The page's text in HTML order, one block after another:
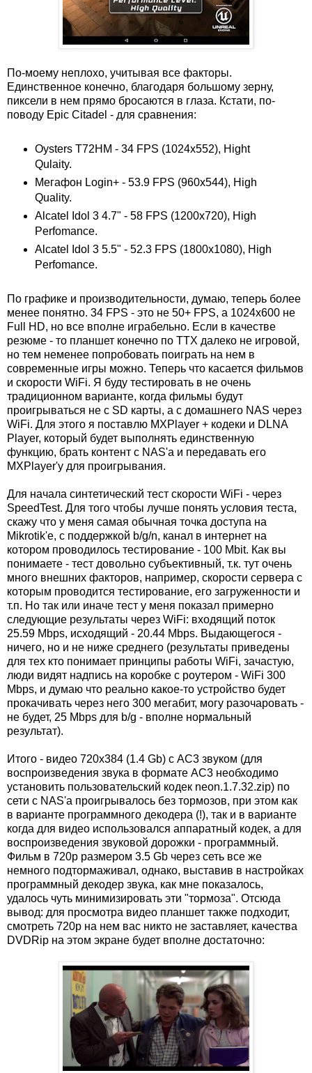
По-моему неплохо, учитывая все факторы.
Единственное конечно, благодаря большому зерну,
пиксели в нем прямо бросаются в глаза. Кстати, по-
поводу Epic Citadel - для сравнения:
Oysters T72HM - 34 FPS (1024x552), Hight
Qulaity.
Мегафон Login+ - 53.9 FPS (960x544), High
Quality.
Alcatel Idol 3 4.7" - 58 FPS (1200x720), High
Perfomance.
Alcatel Idol 3 5.5" - 52.3 FPS (1800x1080), High
Perfomance.
По графике и производительности, думаю, теперь более
менее понятно. 34 FPS - это не 50+ FPS, а 1024x600 не
Full HD, но все вполне играбельно. Если в качестве
резюме - то планшет конечно по ТТХ далеко не игровой,
но тем неменее попробовать поиграть на нем в
современные игры можно. Теперь что касается фильмов
и скорости WiFi. Я буду тестировать в не очень
традиционном варианте, когда фильмы будут
проигрываться не с SD карты, а с домашнего NAS через
WiFi. Для этого я поставлю MXPlayer + кодеки и DLNA
Player, который будет выполнять единственную
функцию, брать контент с NAS'а и передавать его
MXPlayer'у для проигрывания.
Для начала синтетический тест скорости WiFi - через
SpeedTest. Для того чтобы лучше понять условия теста,
скажу что у меня самая обычная точка доступа на
Mikrotik'е, с поддержкой b/g/n, канал в интернет на
котором проводилось тестирование - 100 Mbit. Как вы
понимаете - тест довольно субъективный, т.к. тут очень
много внешних факторов, например, скорости сервера с
которым проводится тестирование, его загруженности и
т.п. Но так или иначе тест у меня показал примерно
следующие результаты через WiFi: входящий поток
25.59 Mbps, исходящий - 20.44 Mbps. Выдающегося -
ничего, но и не ниже среднего (результаты приведены
для тех кто понимает принципы работы WiFi, зачастую,
люди видят надпись на коробке с роутером - WiFi 300
Mbps, и думаю что реально какое-то устройство будет
прокачивать через него 300 мегабит, могу разочаровать -
не будет, 25 Mbps для b/g - вполне нормальный
результат).
Итого - видео 720x384 (1.4 Gb) с AC3 звуком (для
воспроизведения звука в формате AC3 необходимо
установить пользовательский кодек neon.1.7.32.zip) по
сети с NAS'а проигрывалось без тормозов, при этом как
в варианте программного декодера (!), так и в варианте
когда для видео использовался аппаратный кодек, а для
воспроизведения звуковой дорожки - программный.
Фильм в 720p размером 3.5 Gb через сеть все же
немного подтормаживал, однако, выставив в настройках
программный декодер звука, как мне показалось,
удалось чуть минимизировать эти "тормоза". Отсюда
вывод: для просмотра видео планшет также подходит,
смотреть 720p на нем вас никто не заставляет, качества
DVDRip на этом экране будет вполне достаточно: